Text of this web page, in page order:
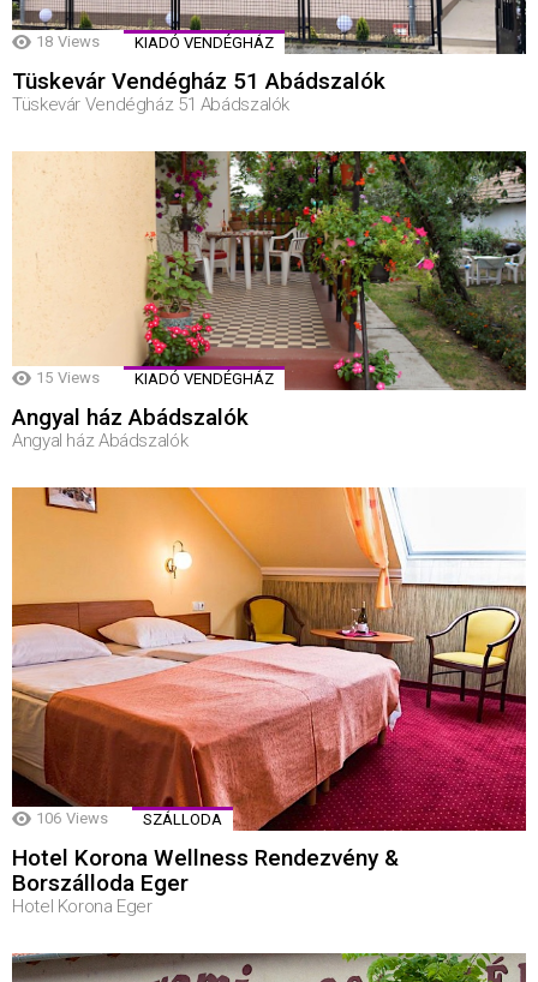
18 Views KIADÓ VENDÉGHÁZ
Tüskevár Vendégház 51 Abádszalók
Tüskevár Vendégház 51 Abádszalók
15 Views KIADÓ VENDÉGHÁZ
Angyal ház Abádszalók
Angyal ház Abádszalók
106 Views SZÁLLODA
Hotel Korona Wellness Rendezvény &
Borszálloda Eger
Hotel Korona Eger